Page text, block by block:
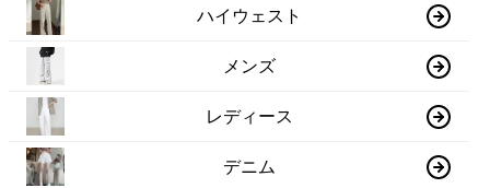
ハイウェスト
メンズ
レディース
デニム